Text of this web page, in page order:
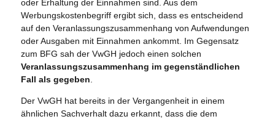
oder Erhaltung der Einnahmen sind. Aus dem
Werbungskostenbegriff ergibt sich, dass es entscheidend
auf den Veranlassungszusammenhang von Aufwendungen
oder Ausgaben mit Einnahmen ankommt. Im Gegensatz
zum BFG sah der VwGH jedoch einen solchen
Veranlassungszusammenhang im gegenständlichen
Fall als gegeben
Der VwGH hat bereits in der Vergangenheit in einem
ähnlichen Sachverhalt dazu erkannt, dass die dem